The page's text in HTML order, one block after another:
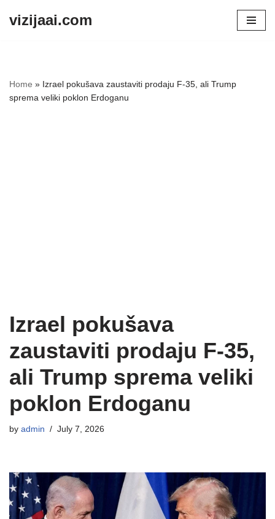
vizijaai.com
Home » Izrael pokušava zaustaviti prodaju F-35, ali Trump
sprema veliki poklon Erdoganu
Izrael pokušava
zaustaviti prodaju F-35,
ali Trump sprema veliki
poklon Erdoganu
by admin July 7, 2026